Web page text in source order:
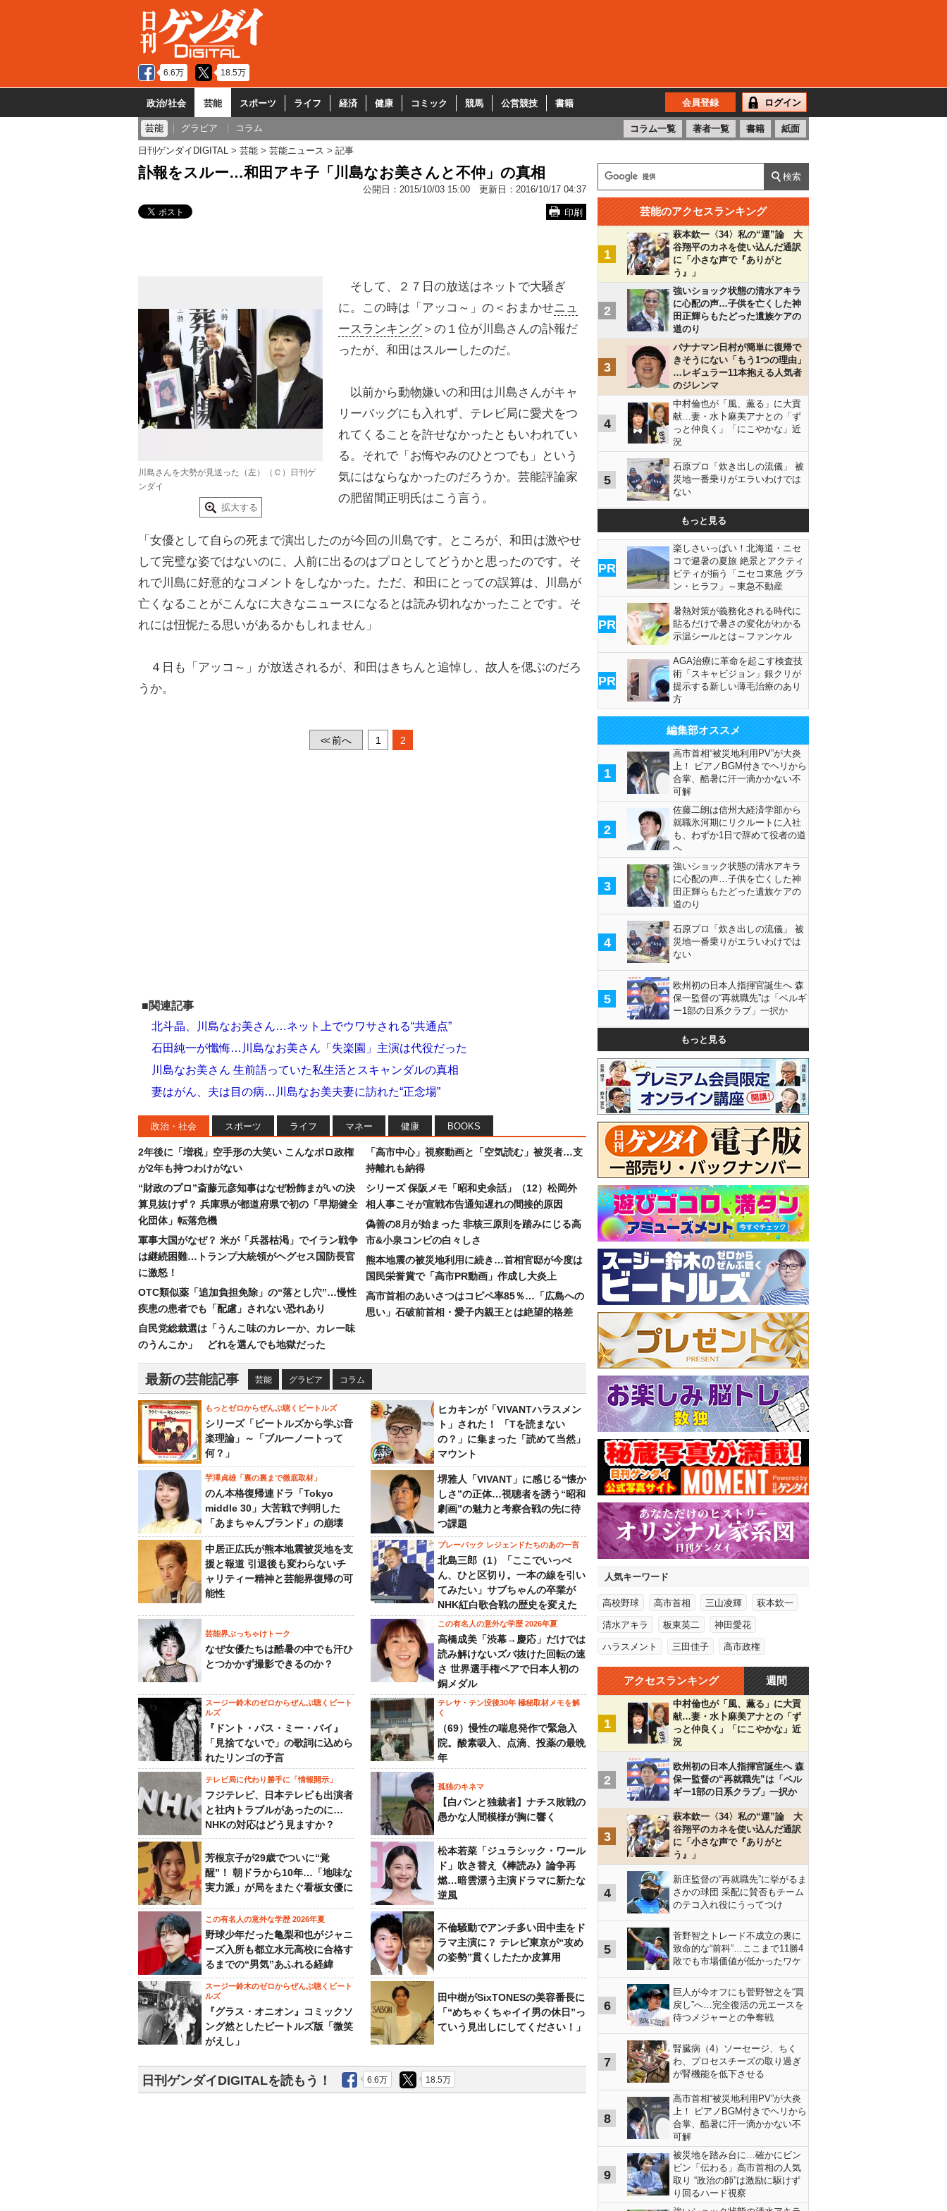
6.6万 18.5万
政治/社会 芸能 スポーツ ライフ 経済 健康 コミック 競馬 公営競技 書籍 会員登録 ログイン
芸能 グラビア コラム コラム一覧 著者一覧 書籍 紙面
日刊ゲンダイDIGITAL 芸能 芸能ニュース 記事
訃報をスルー…和田アキ子「川島なお美さんと不仲」の真相
公開日： 2015/10/03 15:00 更新日： 2016/10/17 04:37
印刷
川島さんを大勢が見送った（左）（Ｃ）日刊ゲ
ンダイ
拡大する
そして、２７日の放送はネットで大騒ぎ
に。この時は「アッコ～」の＜おまかせニュ
ースランキング＞の１位が川島さんの訃報だ
ったが、和田はスルーしたのだ。
以前から動物嫌いの和田は川島さんがキャ
リーバッグにも入れず、テレビ局に愛犬をつ
れてくることを許せなかったともいわれてい
る。それで「お悔やみのひとつでも」という
気にはならなかったのだろうか。芸能評論家
の肥留間正明氏はこう言う。
「女優として自らの死まで演出したのが今回の川島です。ところが、和田は激やせ
して完璧な姿ではないのに、人前に出るのはプロとしてどうかと思ったのです。そ
れで川島に好意的なコメントをしなかった。ただ、和田にとっての誤算は、川島が
亡くなることがこんなに大きなニュースになるとは読み切れなかったことです。そ
れには忸怩たる思いがあるかもしれません」
４日も「アッコ～」が放送されるが、和田はきちんと追悼し、故人を偲ぶのだろ
うか。
<<前へ 1 2
■関連記事
北斗晶、川島なお美さん…ネット上でウワサされる“共通点”
石田純一が懺悔…川島なお美さん「失楽園」主演は代役だった
川島なお美さん 生前語っていた私生活とスキャンダルの真相
妻はがん、夫は目の病…川島なお美夫妻に訪れた“正念場”
政治・社会 スポーツ ライフ マネー 健康 BOOKS
2年後に「増税」空手形の大笑い こんなボロ政権
が2年も持つわけがない
“財政のプロ”斎藤元彦知事はなぜ粉飾まがいの決
算見抜けず？ 兵庫県が都道府県で初の「早期健全
化団体」転落危機
軍事大国がなぜ？ 米が「兵器枯渇」でイラン戦争
は継続困難…トランプ大統領がヘグセス国防長官
に激怒！
OTC類似薬「追加負担免除」の“落とし穴”…慢性
疾患の患者でも「配慮」されない恐れあり
自民党総裁選は「うんこ味のカレーか、カレー味
のうんこか」 どれを選んでも地獄だった
「高市中心」視察動画と「空気読む」被災者…支
持離れも納得
シリーズ 保阪メモ「昭和史余話」（12）松岡外
相人事こそが宣戦布告通知遅れの間接的原因
偽善の8月が始まった 非核三原則を踏みにじる高
市&小泉コンビの白々しさ
熊本地震の被災地利用に続き…首相官邸が今度は
国民栄誉賞で「高市PR動画」作成し大炎上
高市首相のあいさつはコピペ率85％…「広島への
思い」石破前首相・愛子内親王とは絶望的格差
最新の芸能記事 芸能 グラビア コラム
もっとゼロからぜんぶ聴くビートルズ
シリーズ「ビートルズから学ぶ音
楽理論」～「ブルーノートって
何？」
ヒカキンが「VIVANTハラスメン
ト」された！ 「Tを読まない
の？」に集まった「読めて当然」
マウント
芋澤貞雄「裏の裏まで徹底取材」
のん本格復帰連ドラ「Tokyo
middle 30」大苦戦で判明した
「あまちゃんブランド」の崩壊
堺雅人「VIVANT」に感じる“懐か
しさ”の正体…視聴者を誘う“昭和
劇画”の魅力と考察合戦の先に待
つ課題
中居正広氏が熊本地震被災地を支
援と報道 引退後も変わらないチ
ャリティー精神と芸能界復帰の可
能性
プレーバック レジェンドたちのあの一言
北島三郎（1）「ここでいっぺ
ん、ひと区切り。一本の線を引い
てみたい」サブちゃんの卒業が
NHK紅白歌合戦の歴史を変えた
芸能界ぶっちゃけトーク
なぜ女優たちは酷暑の中でも汗ひ
とつかかず撮影できるのか？
この有名人の意外な学歴 2026年夏
高橋成美「渋幕→慶応」だけでは
読み解けないズバ抜けた回転の速
さ 世界選手権ペアで日本人初の
銅メダル
スージー鈴木のゼロからぜんぶ聴くビート
ルズ
『ドント・パス・ミー・バイ』
「見捨てないで」の歌詞に込めら
れたリンゴの予言
テレサ・テン没後30年 極秘取材メモを解
く
（69）慢性の喘息発作で緊急入
院。酸素吸入、点滴、投薬の最晩
年
テレビ局に代わり勝手に「情報開示」
フジテレビ、日本テレビも出演者
と社内トラブルがあったのに…
NHKの対応はどう見ますか？
孤独のキネマ
【白パンと独裁者】ナチス敗戦の
愚かな人間模様が胸に響く
芳根京子が29歳でついに“覚
醒”！ 朝ドラから10年…「地味な
実力派」が局をまたぐ看板女優に
松本若菜「ジュラシック・ワール
ド」吹き替え《棒読み》論争再
燃…暗雲漂う主演ドラマに新たな
逆風
この有名人の意外な学歴 2026年夏
野球少年だった亀梨和也がジャニ
ーズ入所も都立水元高校に合格す
るまでの“男気”あふれる経緯
不倫騒動でアンチ多い田中圭をド
ラマ主演に？ テレビ東京が“攻め
の姿勢”貫くしたたか皮算用
スージー鈴木のゼロからぜんぶ聴くビート
ルズ
『グラス・オニオン』コミックソ
ング然としたビートルズ版「微笑
がえし」
田中樹がSixTONESの美容番長に
「“めちゃくちゃイイ男の休日”っ
ていう見出しにしてください！」
日刊ゲンダイDIGITALを読もう！ 6.6万 18.5万
芸能のアクセスランキング
1
萩本欽一〈34〉私の“運”論 大
谷翔平のカネを使い込んだ通訳
に「小さな声で『ありがと
う』」
2
強いショック状態の清水アキラ
に心配の声…子供を亡くした神
田正輝らもたどった遺族ケアの
道のり
3
バナナマン日村が簡単に復帰で
きそうにない「もう1つの理由」
…レギュラー11本抱える人気者
のジレンマ
4
中村倫也が「風、薫る」に大貢
献…妻・水卜麻美アナとの「ず
っと仲良く」「にこやかな」近
況
5
石原プロ「炊き出しの流儀」 被
災地一番乗りがエラいわけでは
ない
もっと見る
PR
楽しさいっぱい！北海道・ニセ
コで避暑の夏旅 絶景とアクティ
ビティが揃う「ニセコ東急 グラ
ン・ヒラフ」～東急不動産
PR
暑熱対策が義務化される時代に
貼るだけで暑さの変化がわかる
示温シールとは～ファンケル
PR
AGA治療に革命を起こす検査技
術「スキャビジョン」銀クリが
提示する新しい薄毛治療のあり
方
編集部オススメ
1
高市首相“被災地利用PV”が大炎
上！ ピアノBGM付きでヘリから
合掌、酷暑に汗一滴かかない不
可解
2
佐藤二朗は信州大経済学部から
就職氷河期にリクルートに入社
も、わずか1日で辞めて役者の道
へ
3
強いショック状態の清水アキラ
に心配の声…子供を亡くした神
田正輝らもたどった遺族ケアの
道のり
4
石原プロ「炊き出しの流儀」 被
災地一番乗りがエラいわけでは
ない
5
欧州初の日本人指揮官誕生へ 森
保一監督の“再就職先”は「ベルギ
ー1部の日系クラブ」一択か
もっと見る
人気キーワード
高校野球 高市首相 三山凌輝 萩本欽一
清水アキラ 板東英二 神田愛花
ハラスメント 三田佳子 高市政権
アクセスランキング 週間
1
中村倫也が「風、薫る」に大貢
献…妻・水卜麻美アナとの「ず
っと仲良く」「にこやかな」近
況
2
欧州初の日本人指揮官誕生へ 森
保一監督の“再就職先”は「ベル
ギー1部の日系クラブ」一択か
3
萩本欽一〈34〉私の“運”論 大
谷翔平のカネを使い込んだ通訳
に「小さな声で『ありがと
う』」
4
新庄監督の“再就職先”に挙がるま
さかの球団 采配に賛否もチーム
のテコ入れ役にうってつけ
5
菅野智之トレード不成立の裏に
致命的な“前科”…ここまで11勝4
敗でも市場価値が低かったワケ
6
巨人が今オフにも菅野智之を“買
戻し”へ…完全復活の元エースを
待つメジャーとの争奪戦
7
腎臓病（4）ソーセージ、ちく
わ、プロセスチーズの取り過ぎ
が腎機能を低下させる
8
高市首相“被災地利用PV”が大炎
上！ ピアノBGM付きでヘリから
合掌、酷暑に汗一滴かかない不
可解
9
被災地を踏み台に…確かにビン
ビン「伝わる」高市首相の人気
取り “政治の師”は激励に駆けず
り回るハード視察